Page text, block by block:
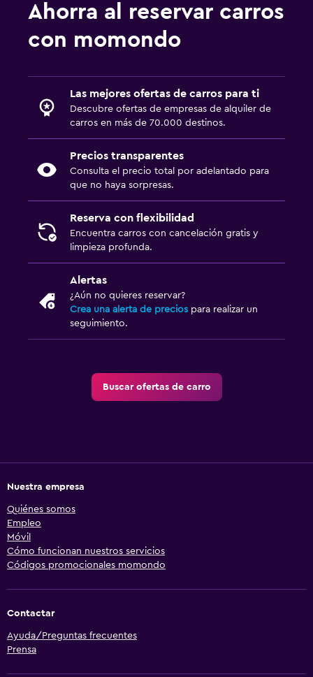
Ahorra al reservar carros
con momondo
Las mejores ofertas de carros para ti
Descubre ofertas de empresas de alquiler de
carros en más de 70.000 destinos.
Precios transparentes
Consulta el precio total por adelantado para
que no haya sorpresas.
Reserva con flexibilidad
Encuentra carros con cancelación gratis y
limpieza profunda.
Alertas
¿Aún no quieres reservar?
Crea una alerta de precios para realizar un
seguimiento.
Buscar ofertas de carro
Nuestra empresa
Quiénes somos
Empleo
Móvil
Cómo funcionan nuestros servicios
Códigos promocionales momondo
Contactar
Ayuda/Preguntas frecuentes
Prensa